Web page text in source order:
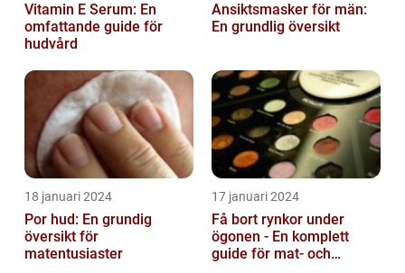
Vitamin E Serum: En
omfattande guide för
hudvård
Ansiktsmasker för män:
En grundlig översikt
18 januari 2024
Por hud: En grundig
översikt för
matentusiaster
17 januari 2024
Få bort rynkor under
ögonen - En komplett
guide för mat- och